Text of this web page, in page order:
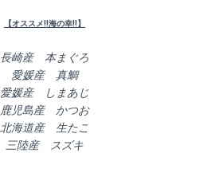
【オススメ!!海の幸!!】
長崎産 本まぐろ
愛媛産 真鯛
愛媛産 しまあじ
鹿児島産 かつお
北海道産 生たこ
三陸産 スズキ